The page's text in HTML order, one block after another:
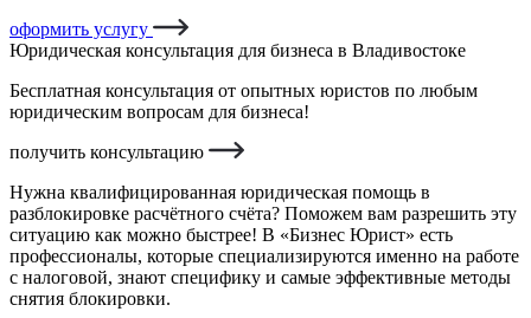
оформить услугу
Юридическая консультация для бизнеса в Владивостоке
Бесплатная консультация от опытных юристов по любым
юридическим вопросам для бизнеса!
получить консультацию
Нужна квалифицированная юридическая помощь в
разблокировке расчётного счёта? Поможем вам разрешить эту
ситуацию как можно быстрее! В «Бизнес Юрист» есть
профессионалы, которые специализируются именно на работе
с налоговой, знают специфику и самые эффективные методы
снятия блокировки.